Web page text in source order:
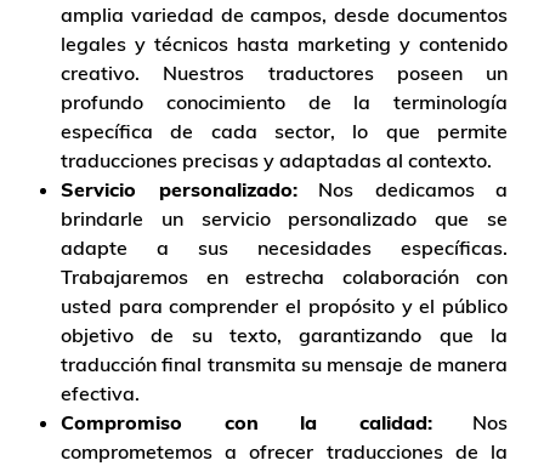
amplia variedad de campos, desde documentos
legales y técnicos hasta marketing y contenido
creativo. Nuestros traductores poseen un
profundo conocimiento de la terminología
específica de cada sector, lo que permite
traducciones precisas y adaptadas al contexto.
Servicio personalizado:Nos dedicamos a
brindarle un servicio personalizado que se
adapte a sus necesidades específicas.
Trabajaremos en estrecha colaboración con
usted para comprender el propósito y el público
objetivo de su texto, garantizando que la
traducción final transmita su mensaje de manera
efectiva.
Compromiso con la calidad:Nos
comprometemos a ofrecer traducciones de la